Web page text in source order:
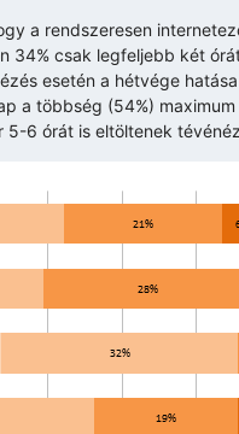
a rendszeresen
csak legfeljebb két
esetén a hétvége
a többség (54%)
6 órát is eltöltenek